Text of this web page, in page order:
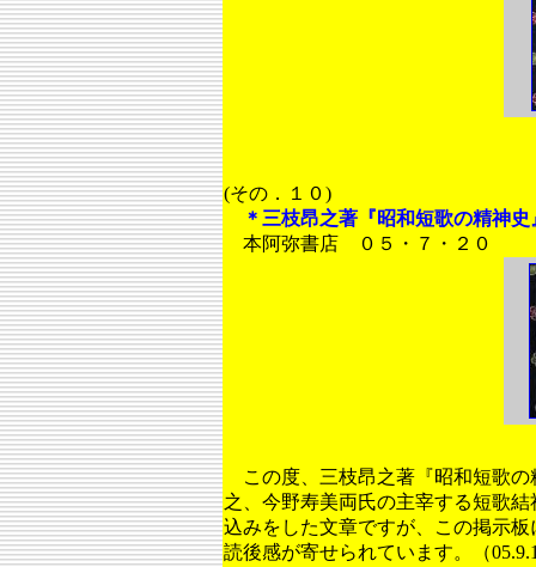
(その．１０)
＊三枝昂之著『昭和短歌の精神史
本阿弥書店 ０５・７・２０
この度、三枝昂之著『昭和短歌の
之、今野寿美両氏の主宰する短歌結
込みをした文章ですが、この掲示
読後感が寄せられています。（